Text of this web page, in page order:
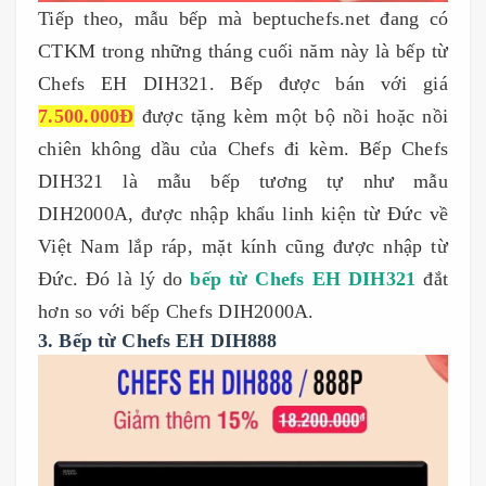
Tiếp theo, mẫu bếp mà beptuchefs.net đang có
CTKM trong những tháng cuối năm này là bếp từ
Chefs EH DIH321. Bếp được bán với giá
7.500.000Đ được tặng kèm một bộ nồi hoặc nồi
chiên không dầu của Chefs đi kèm. Bếp Chefs
DIH321 là mẫu bếp tương tự như mẫu
DIH2000A, được nhập khẩu linh kiện từ Đức về
Việt Nam lắp ráp, mặt kính cũng được nhập từ
Đức. Đó là lý dobếp từ Chefs EH DIH321 đắt
hơn so với bếp Chefs DIH2000A.
3. Bếp từ Chefs EH DIH888